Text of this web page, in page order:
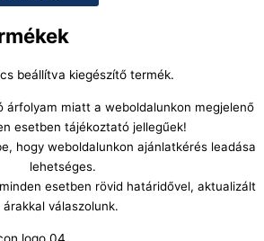
beállítva kiegészítő termék.
árfolyam miatt a weboldalunkon megjelenő
esetben tájékoztató jellegűek!
hogy weboldalunkon ajánlatkérés leadása
lehetséges.
esetben rövid határidővel, aktualizált
árakkal válaszolunk.